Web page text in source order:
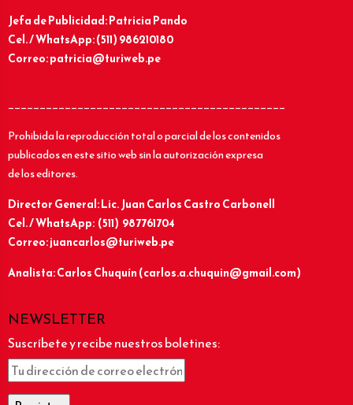
Jefa de Publicidad: Patricia Pando
Cel. / WhatsApp: (511) 986210180
Correo: patricia@turiweb.pe
____________________________________________
Prohibida la reproducción total o parcial de los contenidos
publicados en este sitio web sin la autorización expresa
de los editores.
Director General: Lic.Juan Carlos Castro Carbonell
Cel. / WhatsApp: (511) 987761704
Correo: juancarlos@turiweb.pe
Analista: Carlos Chuquín (carlos.a.chuquin@gmail.com)
NEWSLETTER
Suscríbete y recibe nuestros boletines: